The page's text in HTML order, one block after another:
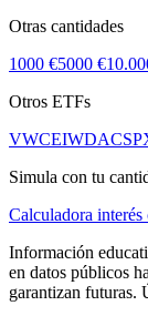
Otras cantidades
1000 €5000 €
Otros ETFs
VWCEIWDA
Simula con tu
Calculadora interés
Información
en datos públicos
garantizan futuras.